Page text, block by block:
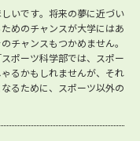
いです。将来の夢に近づい
めのチャンスが大学にはあ
チャンスもつかめません。
ポーツ科学部では、スポー
るかもしれませんが、それ
るために、スポーツ以外の